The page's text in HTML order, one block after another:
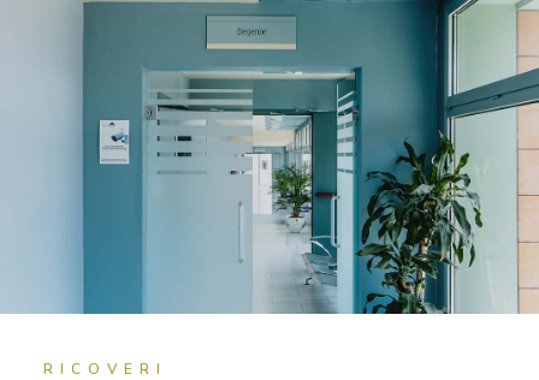
RICOVERI